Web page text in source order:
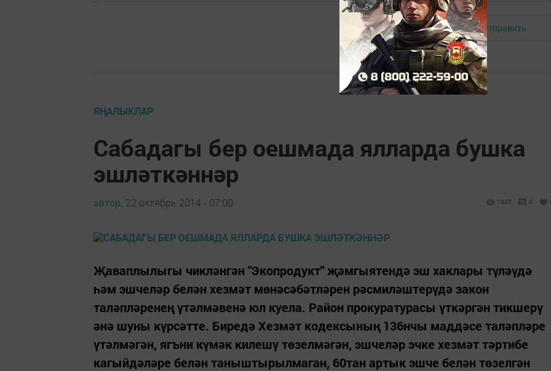
Авторизоваться Отправить
ЯҢАЛЫКЛАР
Сабадагы бер оешмада ялларда бушка
эшләткәннәр
автор, 22 октябрь 2014 - 07:00 1643 0
Җаваплылыгы чикләнгән "Экопро­дукт" җәмгыятендә эш хаклары түләүдә
һәм эшчеләр белән хезмәт мөнәсәбәтләрен рәсмиләштерүдә закон
таләпләренең үтәлмәвенә юл куела. Район прокуратурасы үткәргән тикшерү
әнә шуны күрсәтте. Биредә Хезмәт кодексының 136нчы маддәсе таләпләре
үтәлмәгән, ягъни күмәк килешү төзелмәгән, эшчеләр эчке хезмәт тәртибе
кагыйдәләре белән таныштырылмаган, 60тан артык эшче белән төзелгән